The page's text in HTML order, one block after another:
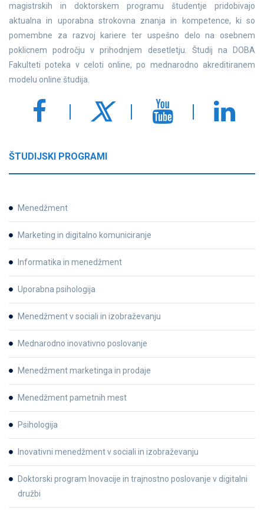
magistrskih in doktorskem programu študentje pridobivajo
aktualna in uporabna strokovna znanja in kompetence, ki so
pomembne za razvoj kariere ter uspešno delo na osebnem
poklicnem področju v prihodnjem desetletju. Študij na DOBA
Fakulteti poteka v celoti online, po mednarodno akreditiranem
modelu online študija.
ŠTUDIJSKI PROGRAMI
Menedžment
Marketing in digitalno komuniciranje
Informatika in menedžment
Uporabna psihologija
Menedžment v sociali in izobraževanju
Mednarodno inovativno poslovanje
Menedžment marketinga in prodaje
Menedžment pametnih mest
Psihologija
Inovativni menedžment v sociali in izobraževanju
Doktorski program Inovacije in trajnostno poslovanje v digitalni
družbi